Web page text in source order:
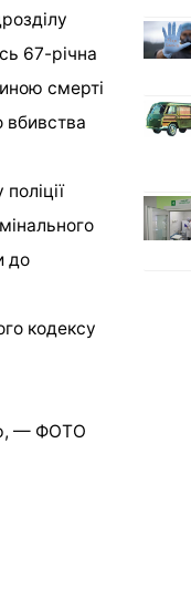
67-річна
смерті
вбивства
до
кодексу
— ФОТО